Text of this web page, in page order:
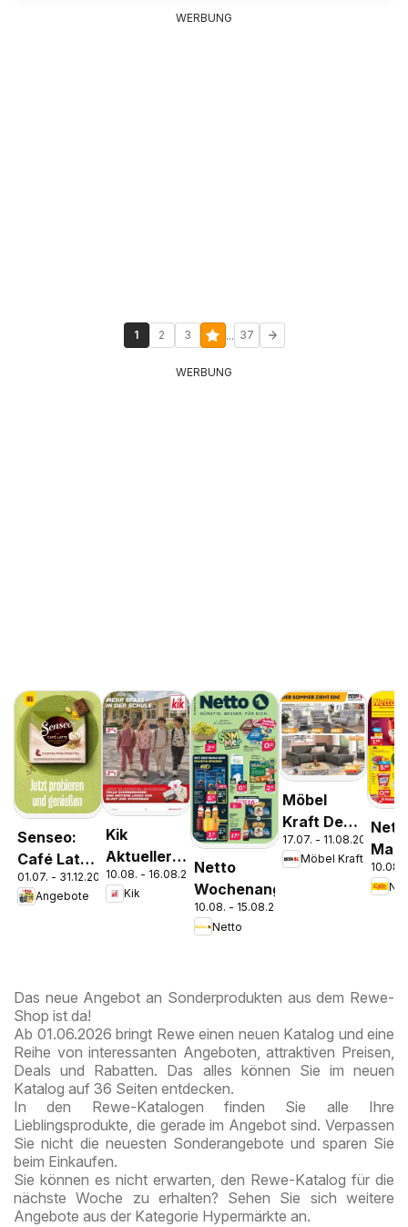
WERBUNG
1 2 3 ... 37
WERBUNG
Senseo:
Café Latte
Dubai
Chocolate
01.07. - 31.12.2026
Angebote
Kik
Aktueller
Prospekt
10.08. - 16.08.2026
Kik
Netto
Wochenangebote
10.08. - 15.08.2026
Netto
Möbel
Kraft Der
Sommer
zieht ein!
17.07. - 11.08.2026
Möbel Kraft
10.08.
Das neue Angebot an Sonderprodukten aus dem Rewe-
Shop ist da!
Ab 01.06.2026 bringt Rewe einen neuen Katalog und eine
Reihe von interessanten Angeboten, attraktiven Preisen,
Deals und Rabatten. Das alles können Sie im neuen
Katalog auf 36 Seiten entdecken.
In den Rewe-Katalogen finden Sie alle Ihre
Lieblingsprodukte, die gerade im Angebot sind. Verpassen
Sie nicht die neuesten Sonderangebote und sparen Sie
beim Einkaufen.
Sie können es nicht erwarten, den Rewe-Katalog für die
nächste Woche zu erhalten? Sehen Sie sich weitere
Angebote aus der Kategorie Hypermärkte an.